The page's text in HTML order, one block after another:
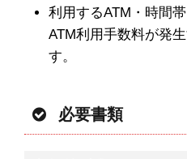
利用するATM・時間
ATM利用手数料が発
す。
必要書類